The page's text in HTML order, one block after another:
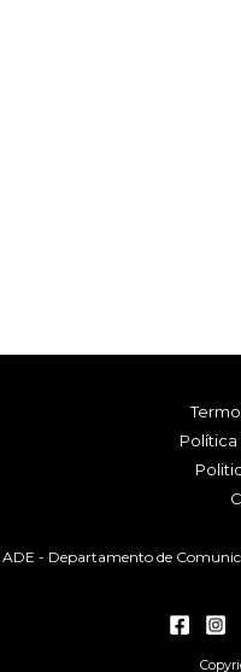
ADE - Departamento de